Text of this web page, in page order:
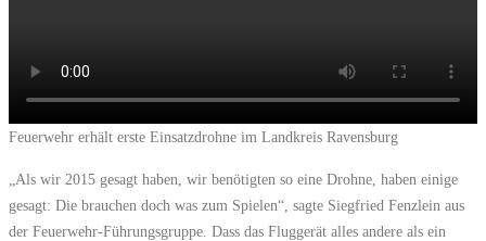
Feuerwehr erhält erste Einsatzdrohne im Landkreis Ravensburg
„Als wir 2015 gesagt haben, wir benötigten so eine Drohne, haben einige
gesagt: Die brauchen doch was zum Spielen“, sagte Siegfried Fenzlein aus
der Feuerwehr-Führungsgruppe. Dass das Fluggerät alles andere als ein